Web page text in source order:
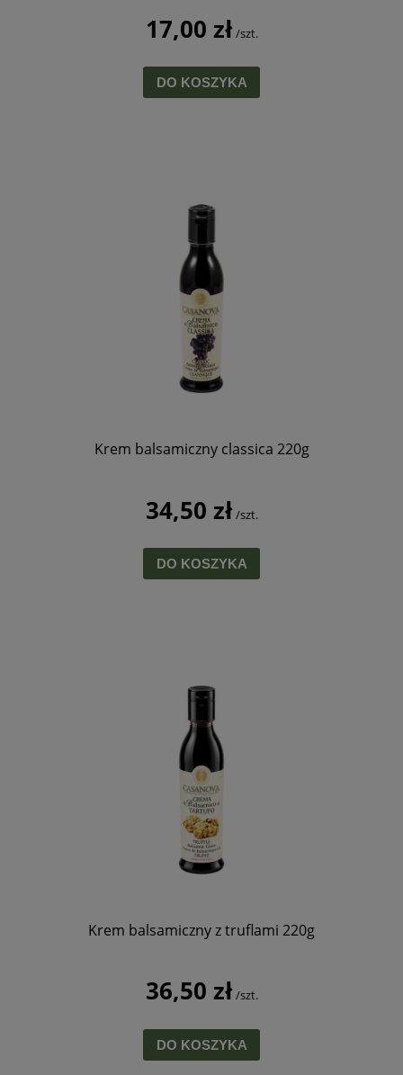
17,00 zł/szt.
DO KOSZYKA
Krem balsamiczny classica 220g
34,50 zł/szt.
DO KOSZYKA
Krem balsamiczny z truflami 220g
36,50 zł/szt.
DO KOSZYKA